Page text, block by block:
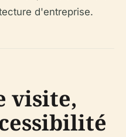
d'entreprise.
visite,